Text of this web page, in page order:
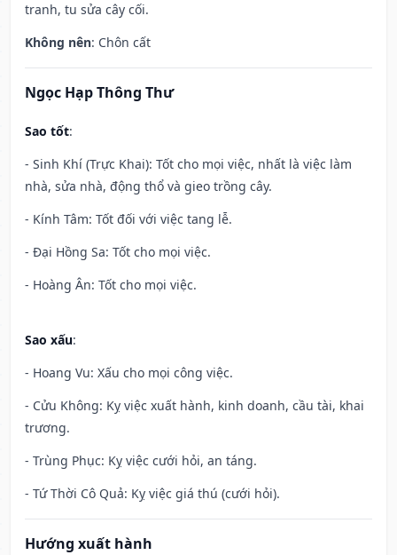
tranh, tu sửa cây cối.
Không nên: Chôn cất
Ngọc Hạp Thông Thư
Sao tốt:
- Sinh Khí (Trực Khai): Tốt cho mọi việc, nhất là việc làm
nhà, sửa nhà, động thổ và gieo trồng cây.
- Kính Tâm: Tốt đối với việc tang lễ.
- Đại Hồng Sa: Tốt cho mọi việc.
- Hoàng Ân: Tốt cho mọi việc.
Sao xấu:
- Hoang Vu: Xấu cho mọi công việc.
- Cửu Không: Kỵ việc xuất hành, kinh doanh, cầu tài, khai
trương.
- Trùng Phục: Kỵ việc cưới hỏi, an táng.
- Tứ Thời Cô Quả: Kỵ việc giá thú (cưới hỏi).
Hướng xuất hành